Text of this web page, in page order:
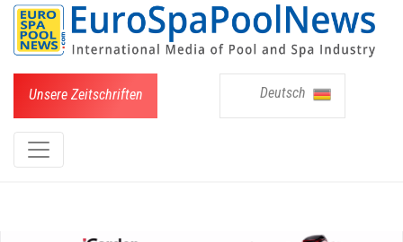
Unsere Zeitschriften Deutsch